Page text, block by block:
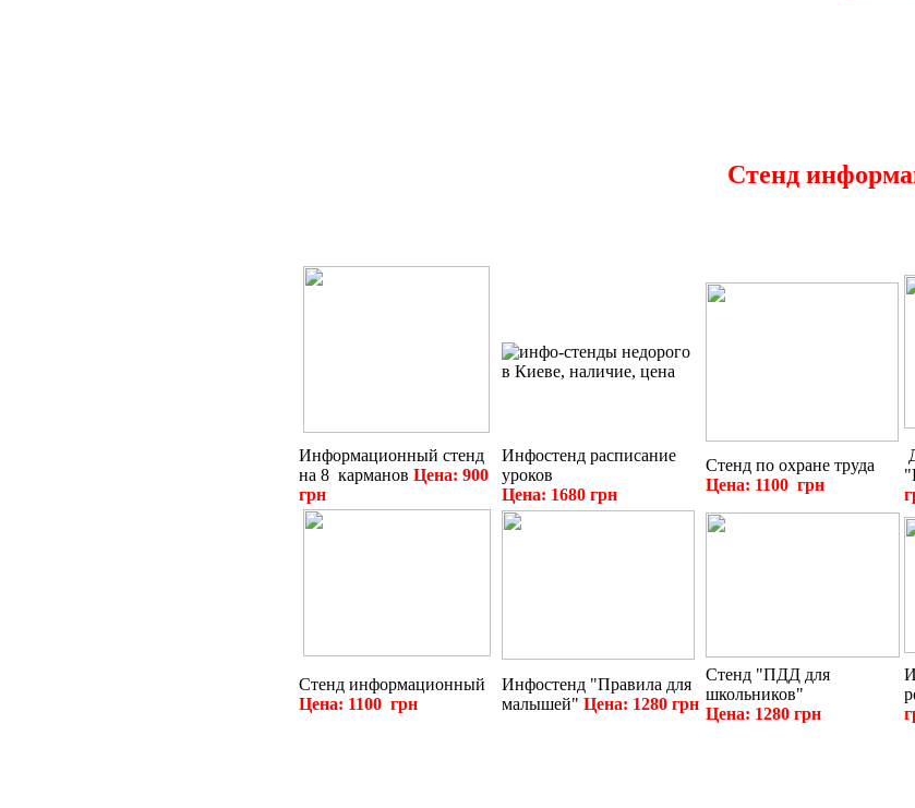
Стенд
Информационный стенд
на 8 карманов Цена: 900
грн
Инфостенд расписание
уроков
Цена: 1680 грн
Стенд по охране труда
Цена: 1100 грн
Стенд информационный
Цена: 1100 грн
Инфостенд "Правила для
малышей" Цена: 1280 грн
Стенд "ПДД для
школьников"
Цена: 1280 грн